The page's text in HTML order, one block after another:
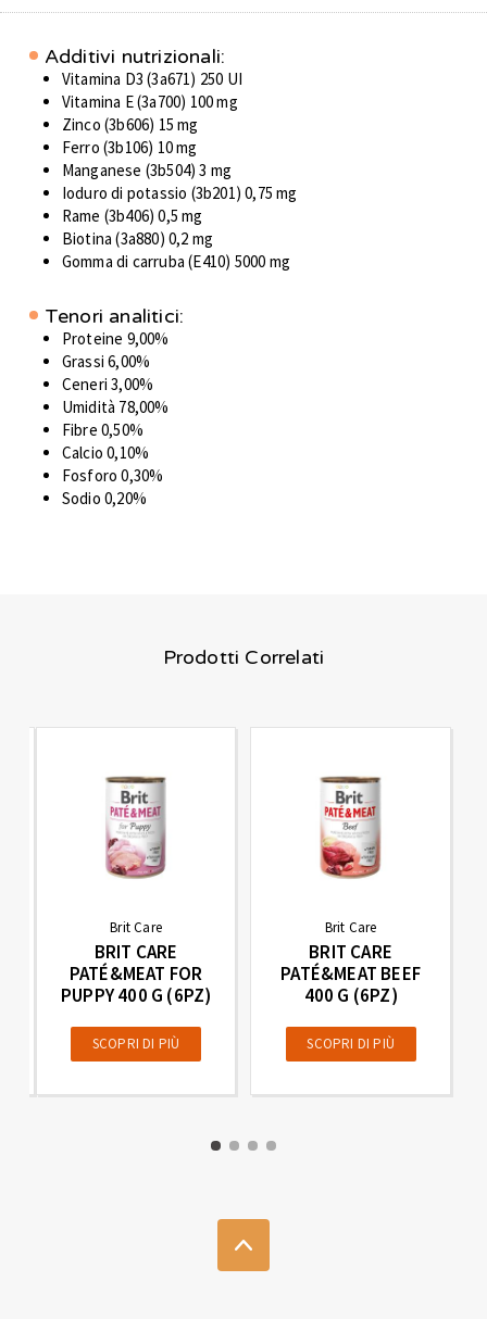
Additivi nutrizionali:
Vitamina D3 (3a671) 250 UI
Vitamina E (3a700) 100 mg
Zinco (3b606) 15 mg
Ferro (3b106) 10 mg
Manganese (3b504) 3 mg
Ioduro di potassio (3b201) 0,75 mg
Rame (3b406) 0,5 mg
Biotina (3a880) 0,2 mg
Gomma di carruba (E410) 5000 mg
Tenori analitici:
Proteine 9,00%
Grassi 6,00%
Ceneri 3,00%
Umidità 78,00%
Fibre 0,50%
Calcio 0,10%
Fosforo 0,30%
Sodio 0,20%
Prodotti Correlati
Brit Care
BRIT CARE
PATÉ&MEAT FOR
PUPPY 400 G (6PZ)
SCOPRI DI PIÙ
Brit Care
BRIT CARE
PATÉ&MEAT BEEF
400 G (6PZ)
SCOPRI DI PIÙ